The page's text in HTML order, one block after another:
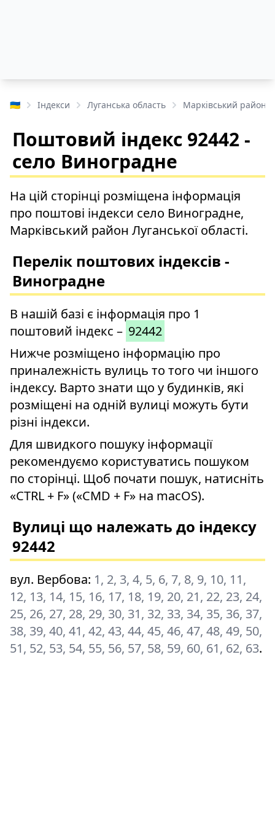
🇺🇦 Індекси Луганська область Марківський район
Поштовий індекс 92442 -
село Виноградне
На цій сторінці розміщена інформація
про поштові індекси село Виноградне,
Марківський район Луганської області.
Перелік поштових індексів -
Виноградне
В нашій базі є інформація про 1
поштовий індекс – 92442
Нижче розміщено інформацію про
приналежність вулиць то того чи іншого
індексу. Варто знати що у будинків, які
розміщені на одній вулиці можуть бути
різні індекси.
Для швидкого пошуку інформації
рекомендуємо користуватись пошуком
по сторінці. Щоб почати пошук, натисніть
«CTRL + F» («CMD + F» на macOS).
Вулиці що належать до індексу
92442
вул. Вербова: 1, 2, 3, 4, 5, 6, 7, 8, 9, 10, 11,
12, 13, 14, 15, 16, 17, 18, 19, 20, 21, 22, 23, 24,
25, 26, 27, 28, 29, 30, 31, 32, 33, 34, 35, 36, 37,
38, 39, 40, 41, 42, 43, 44, 45, 46, 47, 48, 49, 50,
51, 52, 53, 54, 55, 56, 57, 58, 59, 60, 61, 62, 63.